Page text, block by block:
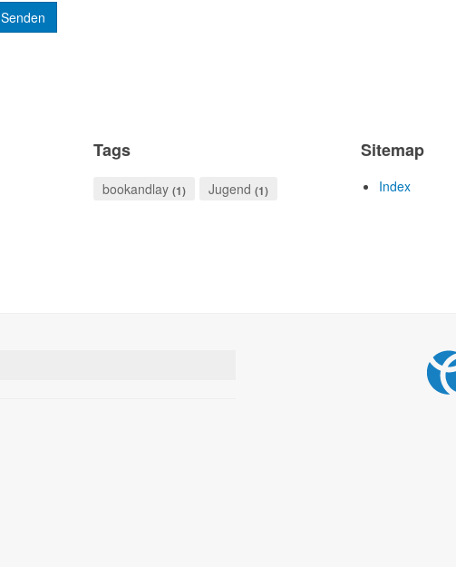
Senden
Tags
bookandlay (1) Jugend (1)
Sitemap
Index